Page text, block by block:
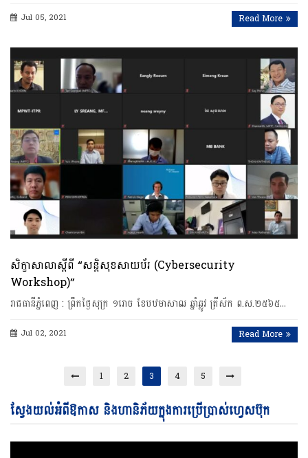
Jul 05, 2021 Read More
សិក្ខាសាលាស្តីពី “សន្តិសុខសាយប័រ (Cybersecurity
Workshop)”
រាជធានី​ភ្នំពេញ​ : ព្រឹក​ថ្ងៃសុក្រ ១រោច ​ខែបឋមាសាឍ ​ឆ្នាំឆ្លូវ​ ​ត្រីស័ក​ ​ព​.​ស​.​២​៥​៦​៥​…
Jul 02, 2021 Read More
1 2 3 4 5
ស្វែងយល់អំពីឱកាស និងហានិភ័យក្នុងការប្រើប្រាស់ហ្វេសប៊ុក